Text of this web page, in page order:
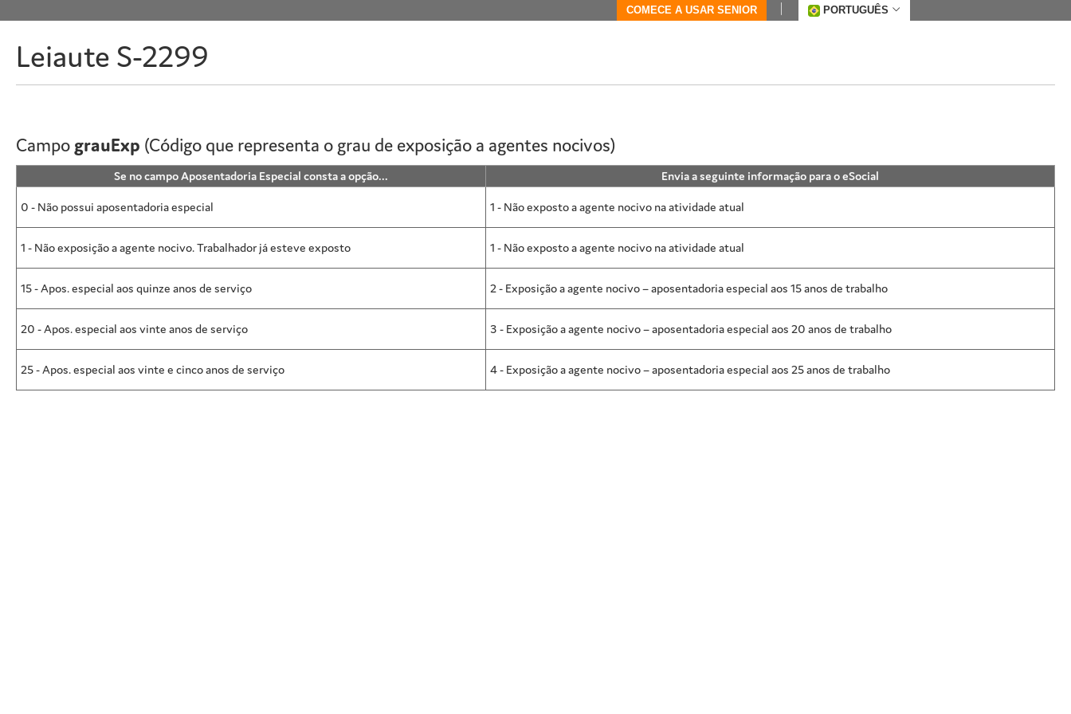
COMECE A USAR SENIOR PORTUGUÊS
Leiaute S-2299
Campo grauExp (Código que representa o grau de exposição a agentes nocivos)
Se no campo Aposentadoria Especial consta a opção... Envia a seguinte informação para o eSocial
0 - Não possui aposentadoria especial 1 - Não exposto a agente nocivo na atividade atual
1 - Não exposição a agente nocivo. Trabalhador já esteve exposto 1 - Não exposto a agente nocivo na atividade atual
15 - Apos. especial aos quinze anos de serviço 2 - Exposição a agente nocivo – aposentadoria especial aos 15 anos de trabalho
20 - Apos. especial aos vinte anos de serviço 3 - Exposição a agente nocivo – aposentadoria especial aos 20 anos de trabalho
25 - Apos. especial aos vinte e cinco anos de serviço 4 - Exposição a agente nocivo – aposentadoria especial aos 25 anos de trabalho